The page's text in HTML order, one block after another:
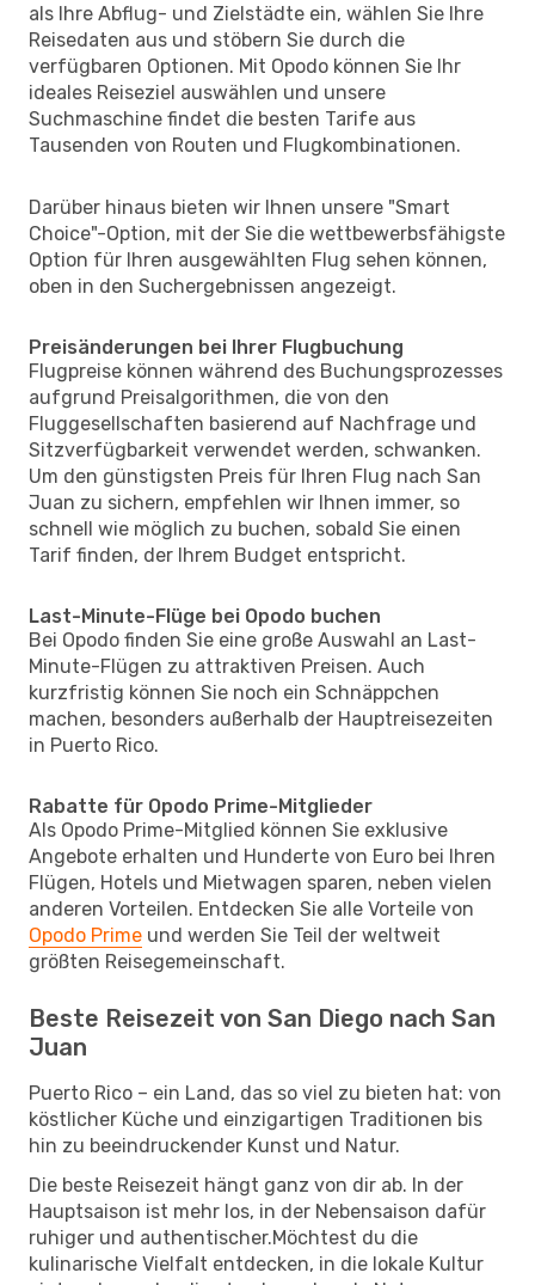
als Ihre Abflug- und Zielstädte ein, wählen Sie Ihre
Reisedaten aus und stöbern Sie durch die
verfügbaren Optionen. Mit Opodo können Sie Ihr
ideales Reiseziel auswählen und unsere
Suchmaschine findet die besten Tarife aus
Tausenden von Routen und Flugkombinationen.
Darüber hinaus bieten wir Ihnen unsere "Smart
Choice"-Option, mit der Sie die wettbewerbsfähigste
Option für Ihren ausgewählten Flug sehen können,
oben in den Suchergebnissen angezeigt.
Preisänderungen bei Ihrer Flugbuchung
Flugpreise können während des Buchungsprozesses
aufgrund Preisalgorithmen, die von den
Fluggesellschaften basierend auf Nachfrage und
Sitzverfügbarkeit verwendet werden, schwanken.
Um den günstigsten Preis für Ihren Flug nach San
Juan zu sichern, empfehlen wir Ihnen immer, so
schnell wie möglich zu buchen, sobald Sie einen
Tarif finden, der Ihrem Budget entspricht.
Last-Minute-Flüge bei Opodo buchen
Bei Opodo finden Sie eine große Auswahl an Last-
Minute-Flügen zu attraktiven Preisen. Auch
kurzfristig können Sie noch ein Schnäppchen
machen, besonders außerhalb der Hauptreisezeiten
in Puerto Rico.
Rabatte für Opodo Prime-Mitglieder
Als Opodo Prime-Mitglied können Sie exklusive
Angebote erhalten und Hunderte von Euro bei Ihren
Flügen, Hotels und Mietwagen sparen, neben vielen
anderen Vorteilen. Entdecken Sie alle Vorteile von
Opodo Prime und werden Sie Teil der weltweit
größten Reisegemeinschaft.
Beste Reisezeit von San Diego nach San
Juan
Puerto Rico – ein Land, das so viel zu bieten hat: von
köstlicher Küche und einzigartigen Traditionen bis
hin zu beeindruckender Kunst und Natur.
Die beste Reisezeit hängt ganz von dir ab. In der
Hauptsaison ist mehr los, in der Nebensaison dafür
ruhiger und authentischer.Möchtest du die
kulinarische Vielfalt entdecken, in die lokale Kultur